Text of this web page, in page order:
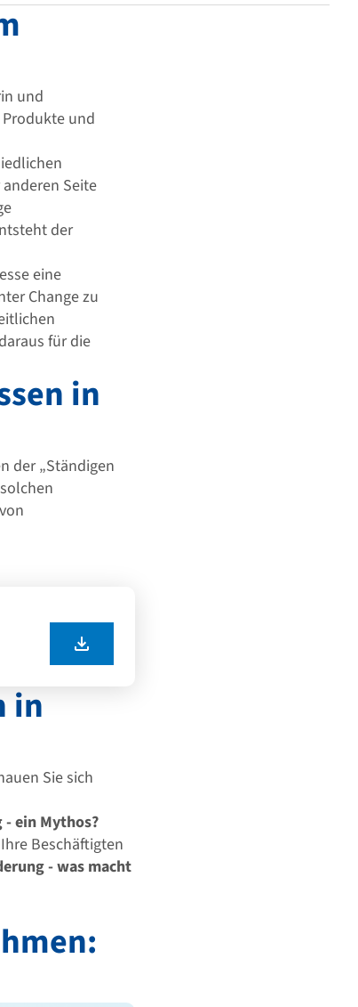
und
und
Seite
der
eine
Change zu
für die
in
der „Ständigen
in
Sie sich
- ein Mythos?
Beschäftigten
- was macht